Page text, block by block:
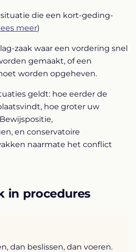
die een kort-geding-
meer)
zaak waar een vordering snel
gemaakt, of een
worden opgeheven.
geldt: hoe eerder de
hoe groter uw
en conservatoire
naarmate het conflict
in procedures
dan beslissen, dan voeren.